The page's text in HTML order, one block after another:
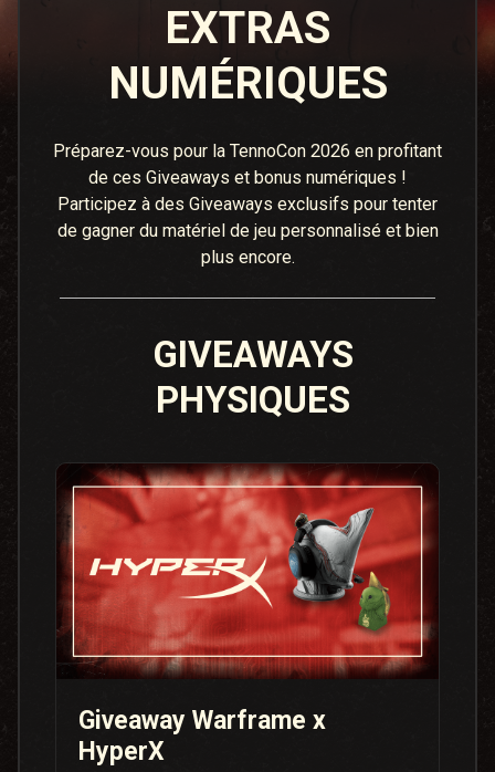
EXTRAS
NUMÉRIQUES
Préparez-vous pour la TennoCon 2026 en profitant
de ces Giveaways et bonus numériques !
Participez à des Giveaways exclusifs pour tenter
de gagner du matériel de jeu personnalisé et bien
plus encore.
GIVEAWAYS
PHYSIQUES
Giveaway Warframe x
HyperX